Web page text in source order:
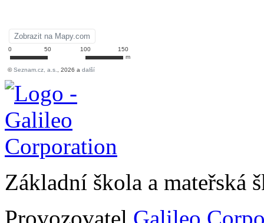
Základní škola a mateřská
Provozovatel Galileo